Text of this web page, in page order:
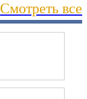
Смотреть все